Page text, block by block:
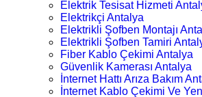
Elektrik Tesisat Hizmeti
Elektrikçi Antalya
Elektrikli Şofben Montajı
Elektrikli Şofben Tamiri
Fiber Kablo Çekimi Antalya
Güvenlik Kamerası Antalya
İnternet Hattı Arıza Bakım
İnternet Kablo Çekimi Ve